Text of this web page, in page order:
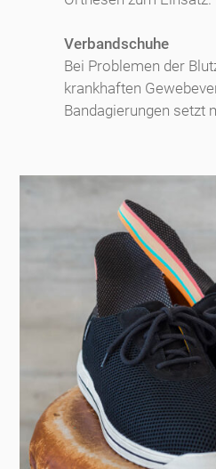
Verbandschuhe
Bei Problemen der
krankhaften
Bandagierungen setzt